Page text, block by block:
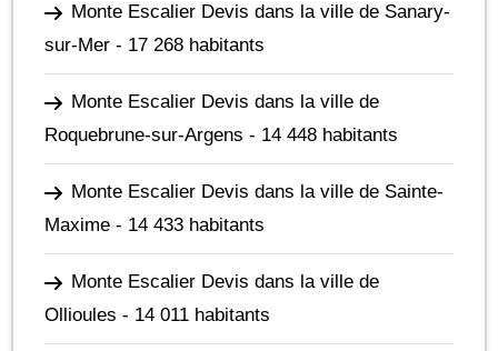
Monte Escalier Devis dans la ville de Sanary-
sur-Mer - 17 268 habitants
Monte Escalier Devis dans la ville de
Roquebrune-sur-Argens - 14 448 habitants
Monte Escalier Devis dans la ville de Sainte-
Maxime - 14 433 habitants
Monte Escalier Devis dans la ville de
Ollioules - 14 011 habitants